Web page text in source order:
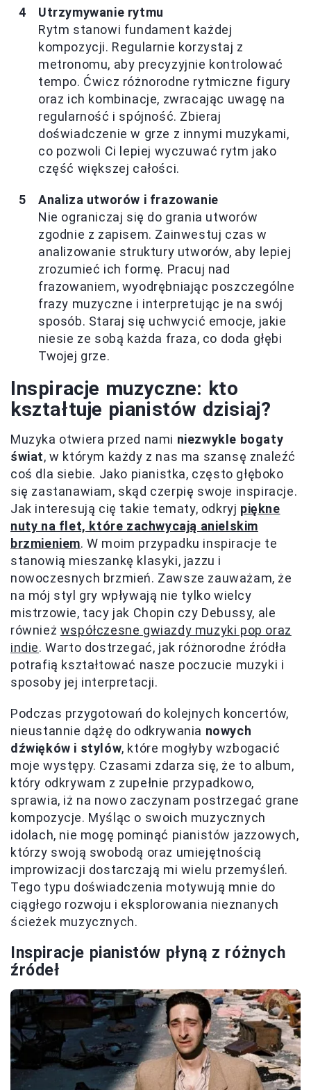
Utrzymywanie rytmu
Rytm stanowi fundament każdej
kompozycji. Regularnie korzystaj z
metronomu, aby precyzyjnie kontrolować
tempo. Ćwicz różnorodne rytmiczne figury
oraz ich kombinacje, zwracając uwagę na
regularność i spójność. Zbieraj
doświadczenie w grze z innymi muzykami,
co pozwoli Ci lepiej wyczuwać rytm jako
część większej całości.
Analiza utworów i frazowanie
Nie ograniczaj się do grania utworów
zgodnie z zapisem. Zainwestuj czas w
analizowanie struktury utworów, aby lepiej
zrozumieć ich formę. Pracuj nad
frazowaniem, wyodrębniając poszczególne
frazy muzyczne i interpretując je na swój
sposób. Staraj się uchwycić emocje, jakie
niesie ze sobą każda fraza, co doda głębi
Twojej grze.
Inspiracje muzyczne: kto
kształtuje pianistów dzisiaj?
Muzyka otwiera przed nami niezwykle bogaty
świat, w którym każdy z nas ma szansę znaleźć
coś dla siebie. Jako pianistka, często głęboko
się zastanawiam, skąd czerpię swoje inspiracje.
Jak interesują cię takie tematy, odkryj piękne
nuty na flet, które zachwycają anielskim
brzmieniem. W moim przypadku inspiracje te
stanowią mieszankę klasyki, jazzu i
nowoczesnych brzmień. Zawsze zauważam, że
na mój styl gry wpływają nie tylko wielcy
mistrzowie, tacy jak Chopin czy Debussy, ale
również współczesne gwiazdy muzyki pop oraz
indie. Warto dostrzegać, jak różnorodne źródła
potrafią kształtować nasze poczucie muzyki i
sposoby jej interpretacji.
Podczas przygotowań do kolejnych koncertów,
nieustannie dążę do odkrywania nowych
dźwięków i stylów, które mogłyby wzbogacić
moje występy. Czasami zdarza się, że to album,
który odkrywam z zupełnie przypadkowo,
sprawia, iż na nowo zaczynam postrzegać grane
kompozycje. Myśląc o swoich muzycznych
idolach, nie mogę pominąć pianistów jazzowych,
którzy swoją swobodą oraz umiejętnością
improwizacji dostarczają mi wielu przemyśleń.
Tego typu doświadczenia motywują mnie do
ciągłego rozwoju i eksplorowania nieznanych
ścieżek muzycznych.
Inspiracje pianistów płyną z różnych
źródeł